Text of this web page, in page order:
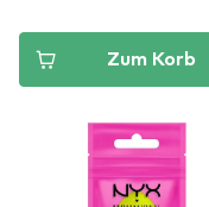
Zum Korb